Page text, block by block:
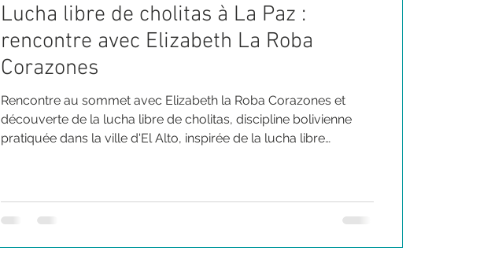
Lucha libre de cholitas à La Paz :
rencontre avec Elizabeth La Roba
Corazones
Rencontre au sommet avec Elizabeth la Roba Corazones et
découverte de la lucha libre de cholitas, discipline bolivienne
pratiquée dans la ville d'El Alto, inspirée de la lucha libre